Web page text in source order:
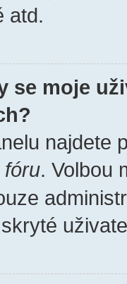
atd.
se moje
najdete
fóru. Volbou